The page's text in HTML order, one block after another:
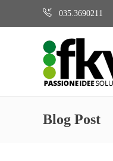
035.3690211
Blog Post